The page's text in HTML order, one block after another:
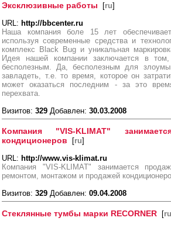
Эксклюзивные работы [ru]
URL: http://bbcenter.ru
Наша компания боле 15 лет
используя современные средства и
комплекс Black Bug и уникальная
Идея нашей компании заключается в
бесполезным. Да, бесполезным для
завладеть, т.е. то время, которое он
может оказаться последним - за это
перехвата.
Визитов: 329 Добавлен: 30.03.2008
Компания "VIS-KLIMAT"
кондиционеров [ru]
URL: http://www.vis-klimat.ru
Компания "VIS-KLIMAT" занимается
ремонтом, монтажом и продажей
Визитов: 329 Добавлен: 09.04.2008
Стеклянные тумбы марки RECORNER [ru